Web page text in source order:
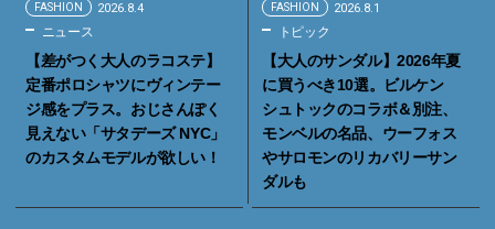
FASHION 2026.8.4
ニュース
【差がつく大人のラコステ】
定番ポロシャツにヴィンテー
ジ感をプラス。おじさんぽく
見えない「サタデーズ NYC」
のカスタムモデルが欲しい！
FASHION 2026.8.1
トピック
【大人のサンダル】2026年夏
に買うべき10選。ビルケン
シュトックのコラボ＆別注、
モンベルの名品、ウーフォス
やサロモンのリカバリーサン
ダルも